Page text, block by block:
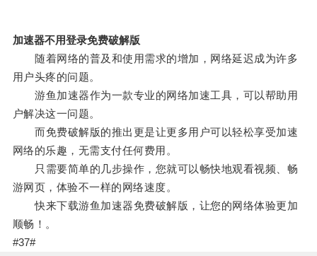
加速器不用登录免费破解版
随着网络的普及和使用需求的增加，网络延迟成为许多
用户头疼的问题。
游鱼加速器作为一款专业的网络加速工具，可以帮助用
户解决这一问题。
而免费破解版的推出更是让更多用户可以轻松享受加速
网络的乐趣，无需支付任何费用。
只需要简单的几步操作，您就可以畅快地观看视频、畅
游网页，体验不一样的网络速度。
快来下载游鱼加速器免费破解版，让您的网络体验更加
顺畅！。
#37#